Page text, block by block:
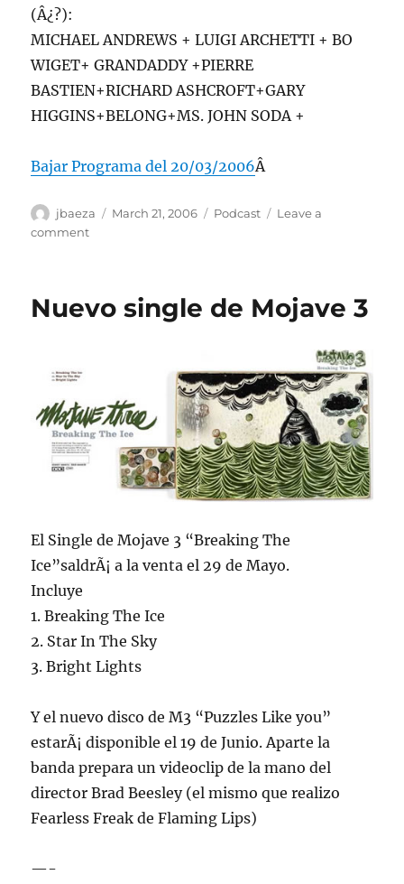
(Â¿?):
MICHAEL ANDREWS + LUIGI ARCHETTI + BO
WIGET+ GRANDADDY +PIERRE
BASTIEN+RICHARD ASHCROFT+GARY
HIGGINS+BELONG+MS. JOHN SODA +
Bajar Programa del 20/03/2006Â
Author
jbaeza
Posted
March 21, 2006 Categories
Podcast
Leave a
commenton
Marzo
Nuevo single de Mojave 3
El Single de Mojave 3 “Breaking The
Ice”saldrÃ¡ a la venta el 29 de Mayo.
Incluye
1. Breaking The Ice
2. Star In The Sky
3. Bright Lights
Y el nuevo disco de M3 “Puzzles Like you”
estarÃ¡ disponible el 19 de Junio. Aparte la
banda prepara un videoclip de la mano del
director Brad Beesley (el mismo que realizo
Fearless Freak de Flaming Lips)
—-